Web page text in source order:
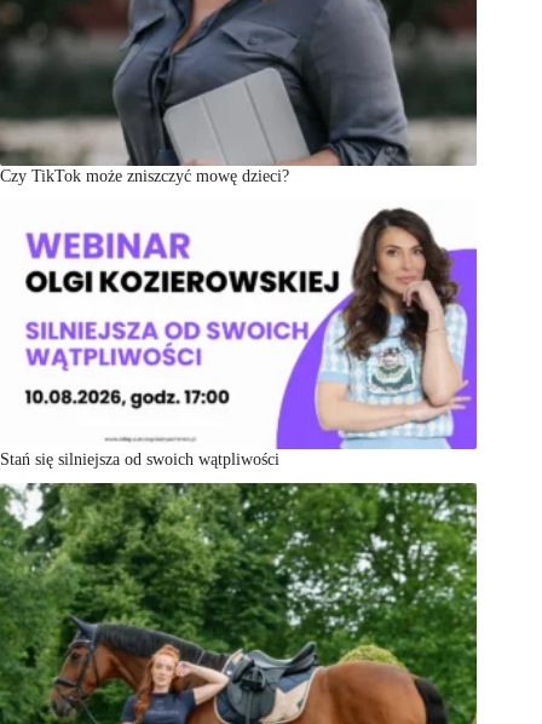
Czy TikTok może zniszczyć mowę dzieci?
Stań się silniejsza od swoich wątpliwości